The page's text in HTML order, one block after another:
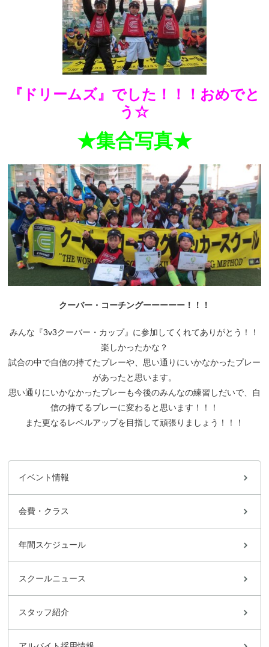
『ドリームズ』でした！！！おめでと
う☆
★集合写真★
クーバー・コーチングーーーーー！！！
みんな『3v3クーバー・カップ』に参加してくれてありがとう！！
楽しかったかな？
試合の中で自信の持てたプレーや、思い通りにいかなかったプレー
があったと思います。
思い通りにいかなかったプレーも今後のみんなの練習しだいで、自
信の持てるプレーに変わると思います！！！
また更なるレベルアップを目指して頑張りましょう！！！
イベント情報
会費・クラス
年間スケジュール
スクールニュース
スタッフ紹介